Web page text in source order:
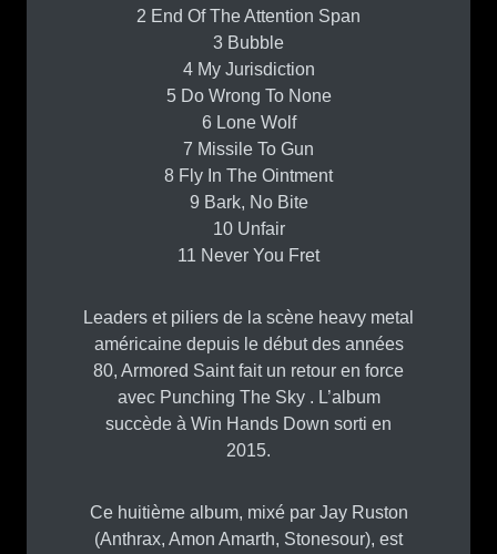
2 End Of The Attention Span
3 Bubble
4 My Jurisdiction
5 Do Wrong To None
6 Lone Wolf
7 Missile To Gun
8 Fly In The Ointment
9 Bark, No Bite
10 Unfair
11 Never You Fret
Leaders et piliers de la scène heavy metal
américaine depuis le début des années
80, Armored Saint fait un retour en force
avec Punching The Sky . L’album
succède à Win Hands Down sorti en
2015.
Ce huitième album, mixé par Jay Ruston
(Anthrax, Amon Amarth, Stonesour), est